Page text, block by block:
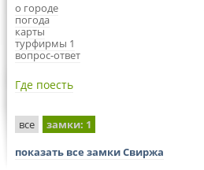
о городе
погода
карты
турфирмы 1
вопрос-ответ
Где поесть
все замки: 1
показать все замки Свиржа